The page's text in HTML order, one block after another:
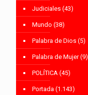
Judiciales (43)
Mundo (38)
Palabra de Dios (5)
Palabra de Mujer(9)
POLÍTICA (45)
Portada (1.143)